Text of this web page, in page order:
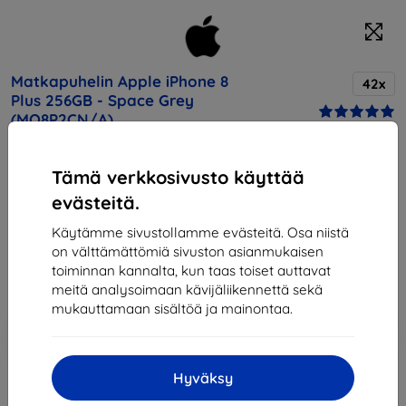
Tämä verkkosivusto käyttää
evästeitä.
Käytämme sivustollamme evästeitä. Osa niistä
on välttämättömiä sivuston asianmukaisen
toiminnan kannalta, kun taas toiset auttavat
meitä analysoimaan kävijäliikennettä sekä
mukauttamaan sisältöä ja mainontaa.
Hyväksy
Matkapuhelin Apple iPhone 8
Plus 256GB - Space Grey
(MQ8P2CN/A)
42x
Osta tämä laite ja saat 25% alennusta
kaikista sen
lisävarusteista!
902,90 €
812,61 €